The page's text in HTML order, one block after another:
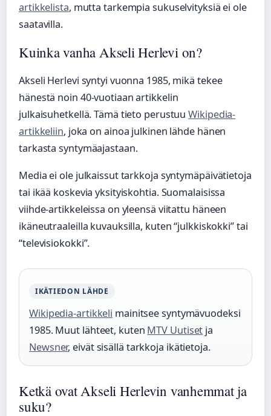
artikkelista, mutta tarkempia sukuselvityksiä ei ole
saatavilla.
Kuinka vanha Akseli Herlevi on?
Akseli Herlevi syntyi vuonna 1985, mikä tekee
hänestä noin 40-vuotiaan artikkelin
julkaisuhetkellä. Tämä tieto perustuuWikipedia-
artikkeliin, joka on ainoa julkinen lähde hänen
tarkasta syntymäajastaan.
Media ei ole julkaissut tarkkoja syntymäpäivätietoja
tai ikää koskevia yksityiskohtia. Suomalaisissa
viihde-artikkeleissa on yleensä viitattu häneen
ikäneutraaleilla kuvauksilla, kuten “julkkiskokki” tai
“televisiokokki”.
IKÄTIEDON LÄHDE
Wikipedia-artikkeli mainitsee syntymävuodeksi
1985. Muut lähteet, kuten MTV Uutiset ja
Newsner, eivät sisällä tarkkoja ikätietoja.
Ketkä ovat Akseli Herlevin vanhemmat ja
suku?